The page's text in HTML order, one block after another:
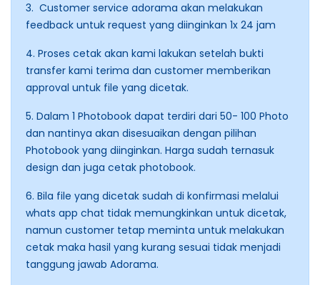
3. Customer service adorama akan melakukan
feedback untuk request yang diinginkan 1x 24 jam
4. Proses cetak akan kami lakukan setelah bukti
transfer kami terima dan customer memberikan
approval untuk file yang dicetak.
5. Dalam 1 Photobook dapat terdiri dari 50- 100 Photo
dan nantinya akan disesuaikan dengan pilihan
Photobook yang diinginkan. Harga sudah ternasuk
design dan juga cetak photobook.
6. Bila file yang dicetak sudah di konfirmasi melalui
whats app chat tidak memungkinkan untuk dicetak,
namun customer tetap meminta untuk melakukan
cetak maka hasil yang kurang sesuai tidak menjadi
tanggung jawab Adorama.